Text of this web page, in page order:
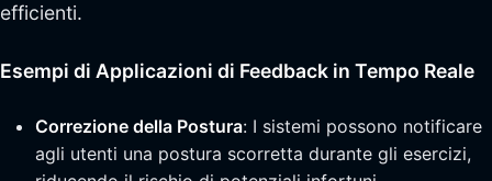
efficienti.
Esempi di Applicazioni di Feedback in Tempo Reale
Correzione della Postura: I sistemi possono notificare
agli utenti una postura scorretta durante gli esercizi,